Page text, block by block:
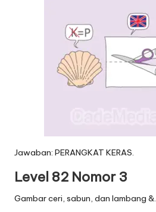
Jawaban: PERANGKAT KERAS.
Level 82 Nomor 3
Gambar ceri, sabun, dan lambang &.